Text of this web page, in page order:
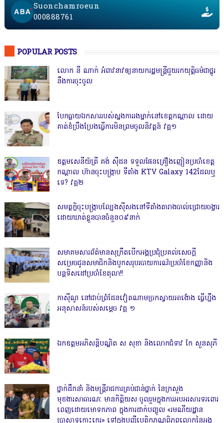
Suonchamroeun
000888761
POPULAR POSTS
លោក នី ណាក់ អំពាវនាវឲ្យនាយករដ្ឋមន្ត្រីជួយរកយុត្តិធម៌ជាថ្នូរ
នឹងការចុះចូល
បែកធ្លាយឯកសាររបស់ស្នងការរងម្នាក់នៅខេត្តកណ្ដាល ដោយ
គាត់ខំប្រឹងប្រែងធ្វើការមិនព្រមចូលនិវត្តន៍ វគ្គ១
ឧត្តមសេនីយ៍ត្រី គង់ ស៊ីដន ទទួលផែនគ្រឿងញៀនប្រចាំខេត្ត
កណ្តាល ហ៊ានចុះបង្ក្រាប ទីតាំង KTV Galaxy 142ដែលឬ
ទេ? វគ្គ២
សមត្ថកិ្ចចុះបង្ក្រាបល្បែងស៊ីសងនៅទីតាំងតារាងបាល់ជ្រោយចង្វារ
ដោយឃាត់ខ្លួនបានចំនួន០៩នាក់
សមាគមសារព័ត៌មានសុក្រឹតបើកអង្គប្រជុំប្រគល់សេចក្តី
សម្រេចជូនសមាជិកនិងបូកសរុបរបាយការណ៍ប្រចាំខែកញ្ញានិង
បន្តទិសដៅប្រចាំខែតុលា!!
កាសុីណូ នៅជាប់ព្រំដែនវៀតណាមច្រកស្វាយអាង៉ោង ធ្វើហ្នឹង
អនុសាសន៍របស់សម្ដេច វគ្គ ១
ឯកឧត្តមអភិសន្តិបណ្ឌិត ស សុខា និងលោកជំទាវ កែ សួនសុភី
ថ្នាក់ដឹកនាំ និងមន្ត្រីរាជការគ្រប់ជាន់ថ្នាក់ នៃក្រសួង
មុខងារសាធារណៈ មានកិត្តិយស ចូលរួមក្នុងការអបអរសារទរពោរ
ពេញដោយមោទកភាព ក្នុងការដាក់បញ្ចូល «រមណីយដ្ឋាន
ប្រាសាទកោះកេរ» ទៅក្នុងបញ្ជីបេតិកភណ្ឌពិភពលោកនៃអង្គ